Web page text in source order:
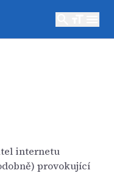
internetu
provokující